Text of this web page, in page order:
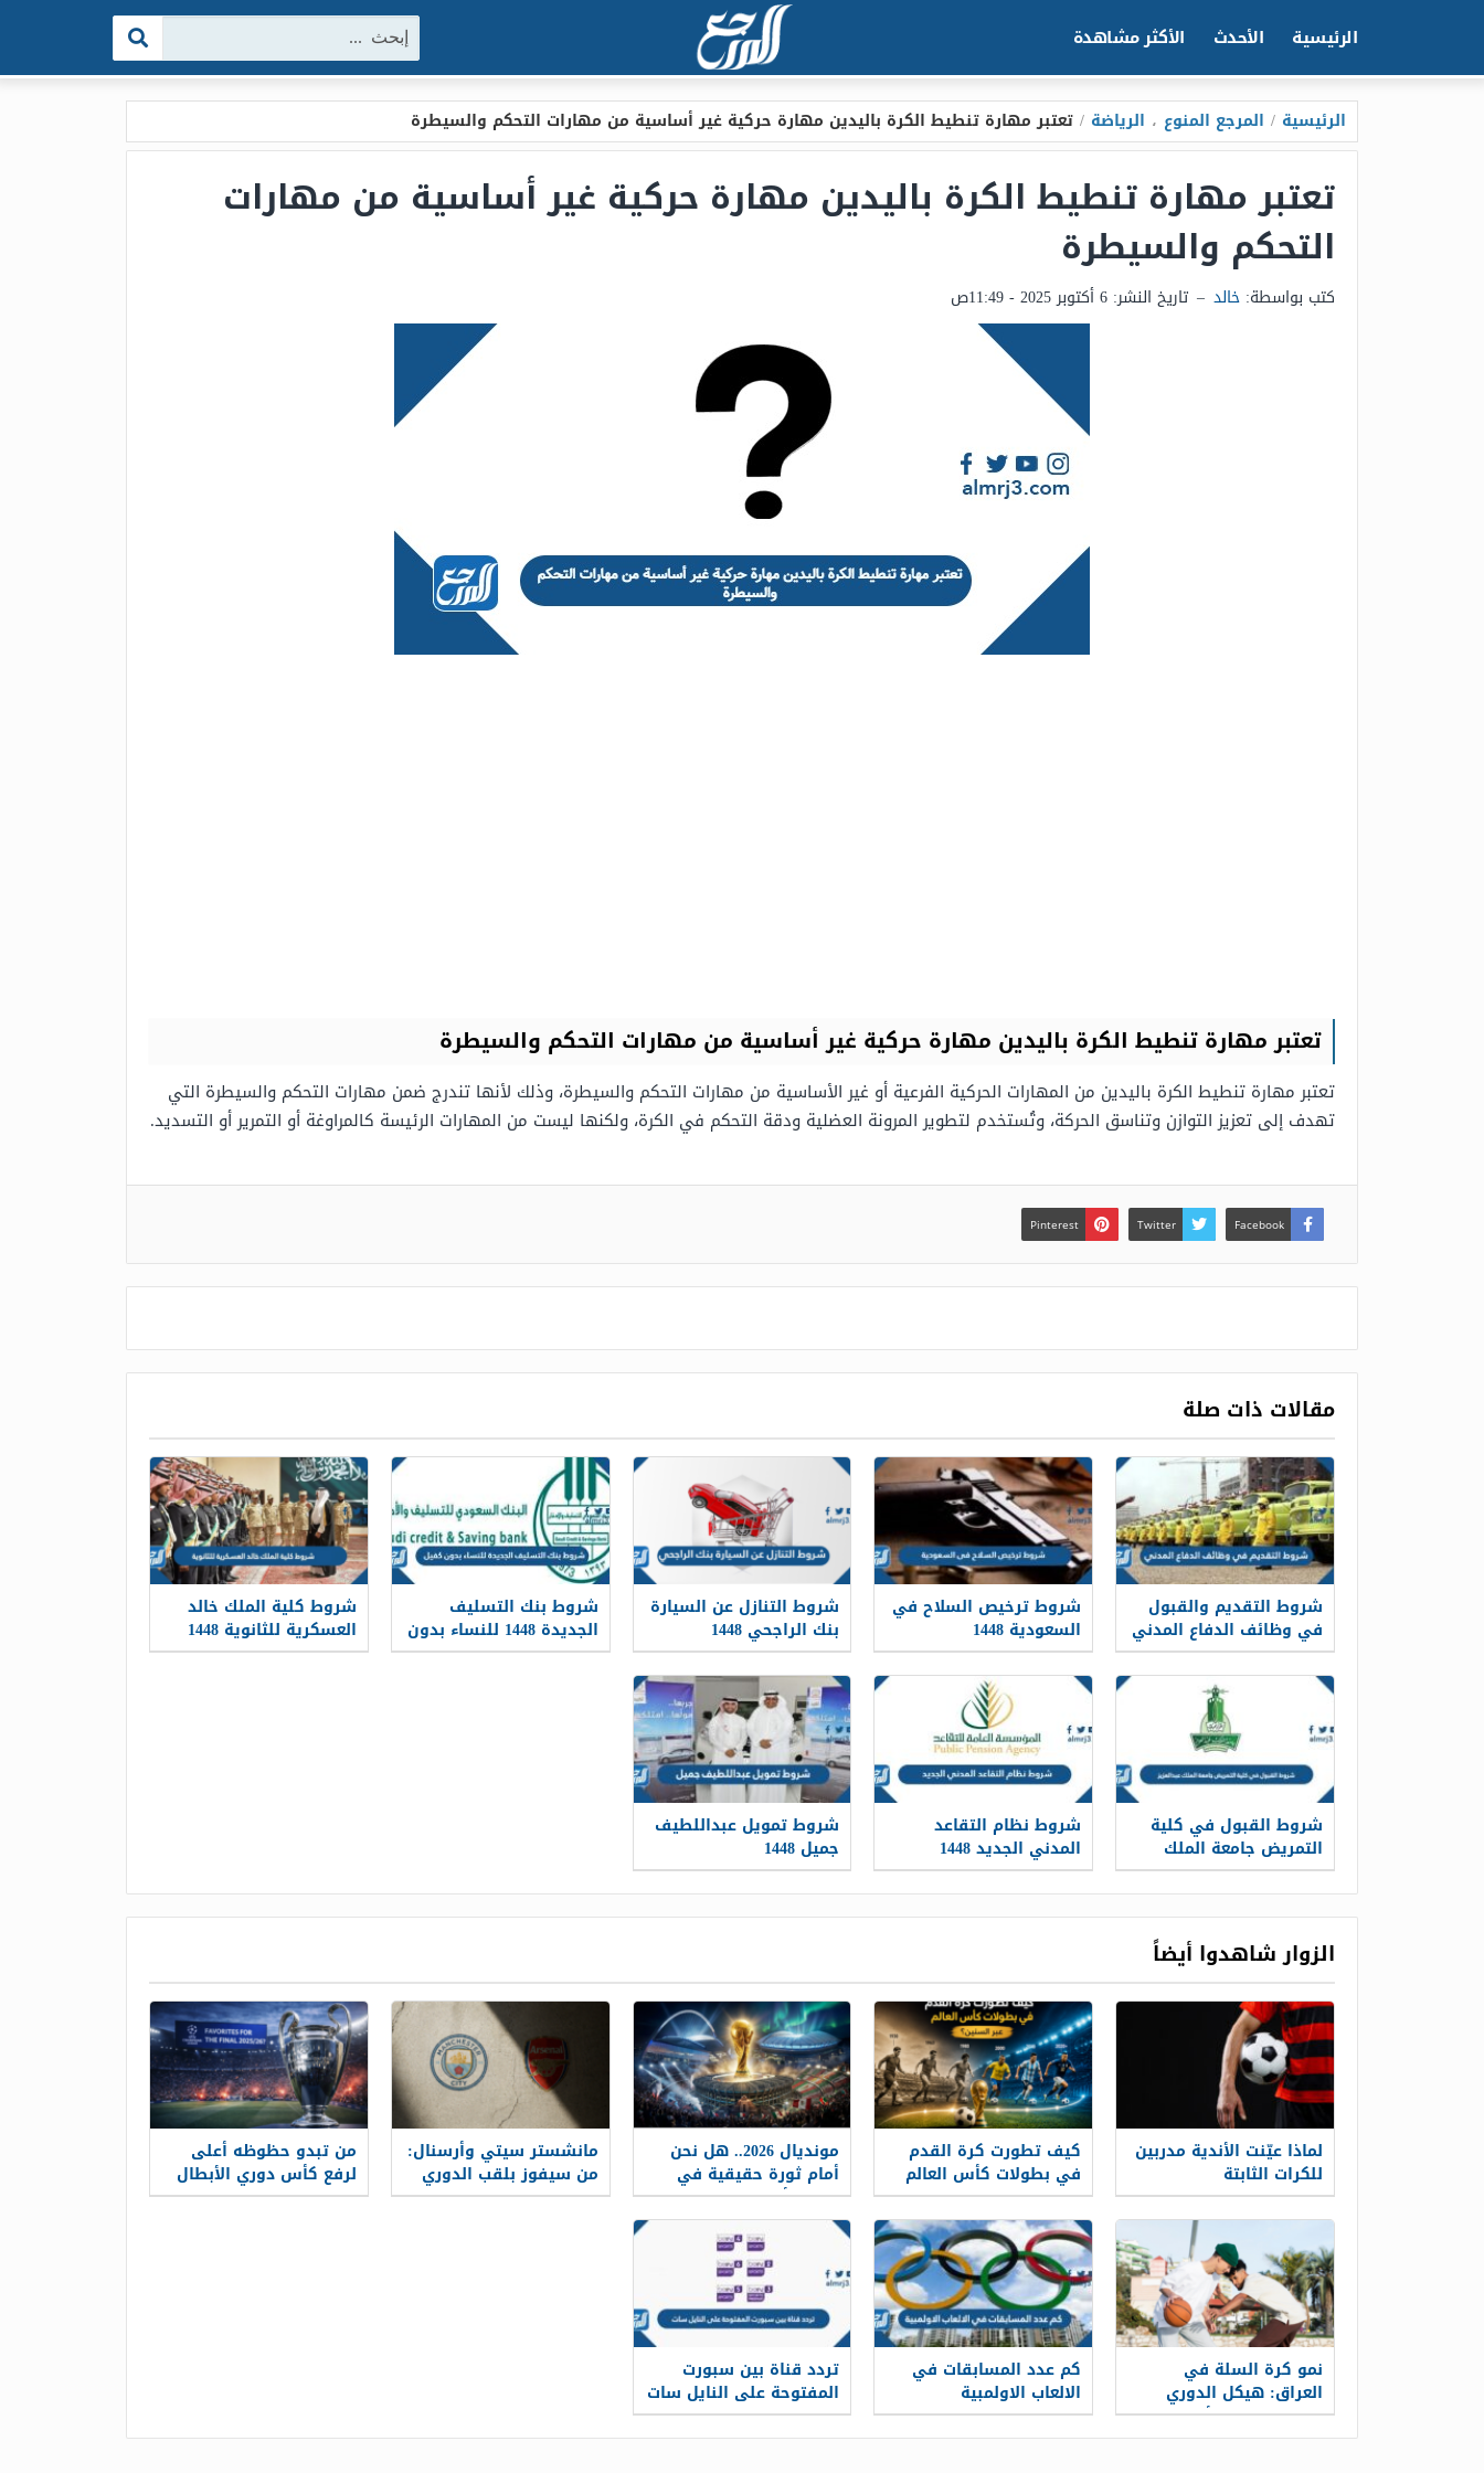
الرئيسية الأحدث الأكثر مشاهدة البحث:
الرئيسية / المرجع المنوع ، الرياضة / تعتبر مهارة تنطيط الكرة باليدين مهارة حركية غير أساسية من مهارات التحكم والسيطرة
تعتبر مهارة تنطيط الكرة باليدين مهارة حركية غير أساسية من مهارات
التحكم والسيطرة
كتب بواسطة: خالد – تاريخ النشر: 6 أكتوبر 2025 - 11:49ص
تعتبر مهارة تنطيط الكرة باليدين مهارة حركية غير أساسية من مهارات التحكم والسيطرة
تعتبر مهارة تنطيط الكرة باليدين من المهارات الحركية الفرعية أو غير الأساسية من مهارات التحكم والسيطرة، وذلك لأنها تندرج ضمن مهارات التحكم والسيطرة التي
تهدف إلى تعزيز التوازن وتناسق الحركة، وتُستخدم لتطوير المرونة العضلية ودقة التحكم في الكرة، ولكنها ليست من المهارات الرئيسة كالمراوغة أو التمرير أو التسديد.
Facebook
Twitter
Pinterest
مقالات ذات صلة
شروط التقديم والقبول
في وظائف الدفاع المدني
1448
شروط ترخيص السلاح في
السعودية 1448
شروط التنازل عن السيارة
بنك الراجحي 1448
شروط بنك التسليف
الجديدة 1448 للنساء بدون
كفيل
شروط كلية الملك خالد
العسكرية للثانوية 1448
شروط القبول في كلية
التمريض جامعة الملك
عبدالعزيز 1448
شروط نظام التقاعد
المدني الجديد 1448
شروط تمويل عبداللطيف
جميل 1448
الزوار شاهدوا أيضاً
لماذا عيّنت الأندية مدربين
للكرات الثابتة
كيف تطورت كرة القدم
في بطولات كأس العالم
عبر السنين؟
مونديال 2026.. هل نحن
أمام ثورة حقيقية في
تاريخ كأس العالم؟
مانشستر سيتي وأرسنال:
من سيفوز بلقب الدوري
الإنجليزي في 2025-2026؟
من تبدو حظوظه أعلى
لرفع كأس دوري الأبطال
هذا الموسم؟
نمو كرة السلة في
العراق: هيكل الدوري
والاستثمارات وأكاديميات
الشباب
كم عدد المسابقات في
الالعاب الاولمبية
تردد قناة بين سبورت
المفتوحة على النايل سات
2026